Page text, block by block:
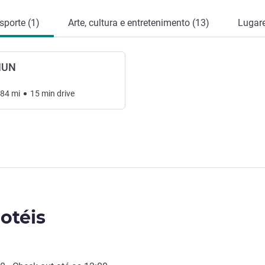
(1) Arte, cultura e entretenimento (13)
mi 15 min drive